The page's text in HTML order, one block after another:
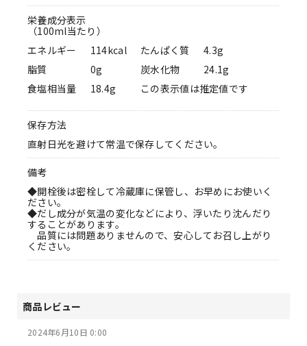
栄養成分表示
（100ml当たり）
エネルギー
114kcal たんぱく質
4.3g
脂質
0g 炭水化物
24.1g
食塩相当量
18.4g この表示値は推定値です
保存方法
直射日光を避けて常温で保存してください。
備考
◆開栓後は密栓して冷蔵庫に保管し、お早めにお使いく
ださい。
◆だし成分が気温の変化などにより、浮いたり沈んだり
することがあります。
品質には問題ありませんので、安心してお召し上がり
ください。
商品レビュー
2024年6月10日 0:00